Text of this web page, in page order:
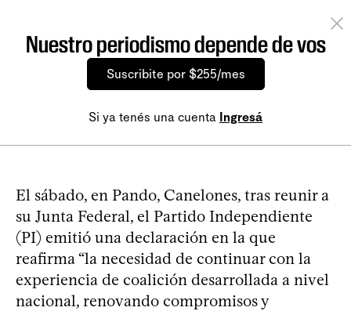
Nuestro periodismo depende de vos
Suscribite por $255/mes
Si ya tenés una cuenta Ingresá
El sábado, en Pando, Canelones, tras reunir a
su Junta Federal, el Partido Independiente
(PI) emitió una declaración en la que
reafirma “la necesidad de continuar con la
experiencia de coalición desarrollada a nivel
nacional, renovando compromisos y